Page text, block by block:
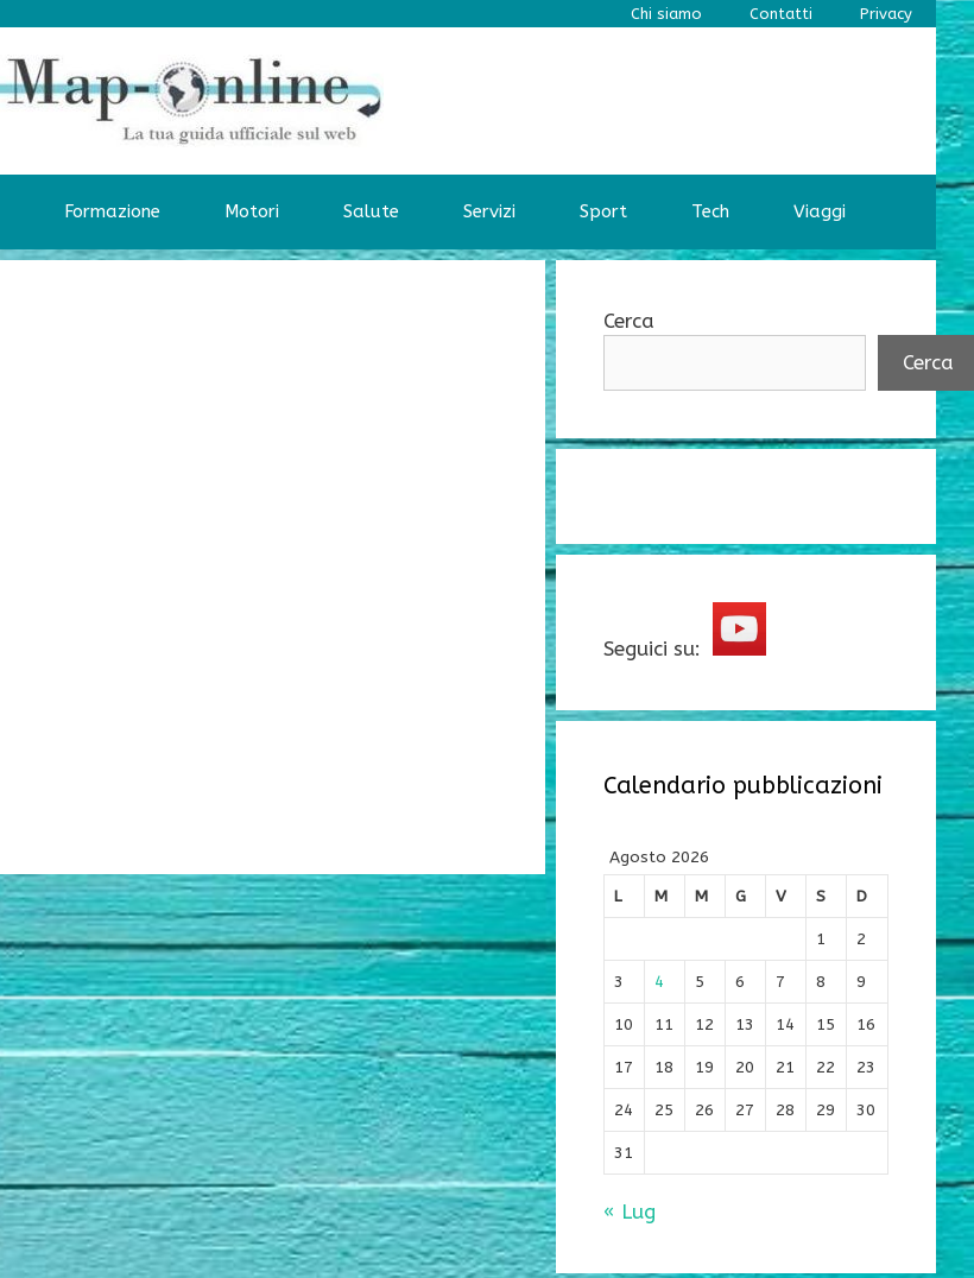
Chi siamo Contatti Privacy
Formazione Motori Salute Servizi Sport Tech Viaggi
Cerca
Cerca
Seguici su:
Calendario pubblicazioni
Agosto 2026
L
M M G V S D
1 2
3 4 5 6 7 8 9
10 11 12 13 14 15 16
17 18 19 20 21 22 23
24 25 26 27 28 29 30
31
« Lug